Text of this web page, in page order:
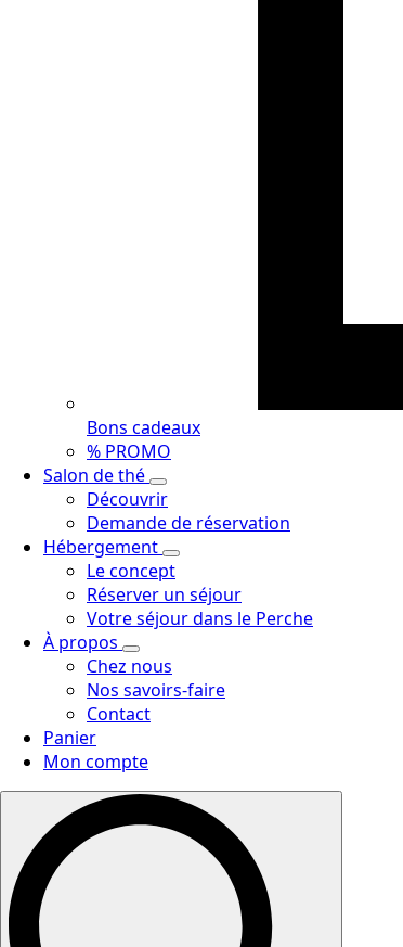
Bons cadeaux
% PROMO
Salon de thé
Découvrir
Demande de réservation
Hébergement
Le concept
Réserver un séjour
Votre séjour dans le Perche
À propos
Chez nous
Nos savoirs-faire
Contact
Panier
Mon compte